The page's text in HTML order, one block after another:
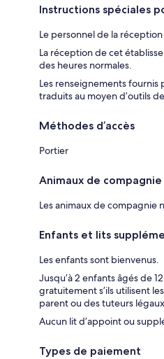
Instructions spéciales
Le personnel de la
La réception de cet
des heures normales.
Les renseignements
traduits au moyen d’outils
Méthodes d’accès
Portier
Animaux de compagnie
Les animaux de compagnie
Enfants et lits
Les enfants sont bienvenus.
Jusqu’à 2 enfants âgés de
gratuitement s’ils utilisent
parent ou des tuteurs
Aucun lit d’appoint ou
Types de paiement